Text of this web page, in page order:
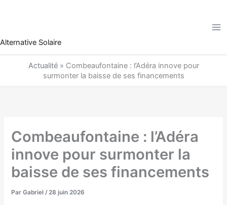
Alternative Solaire
Actualité» Combeaufontaine : l’Adéra innove pour
surmonter la baisse de ses financements
Combeaufontaine : l’Adéra
innove pour surmonter la
baisse de ses financements
ParGabriel/28 juin 2026